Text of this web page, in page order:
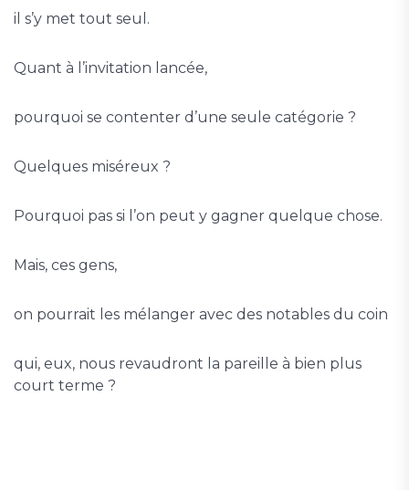
il s’y met tout seul.
Quant à l’invitation lancée,
pourquoi se contenter d’une seule catégorie ?
Quelques miséreux ?
Pourquoi pas si l’on peut y gagner quelque chose.
Mais, ces gens,
on pourrait les mélanger avec des notables du coin
qui, eux, nous revaudront la pareille à bien plus
court terme ?